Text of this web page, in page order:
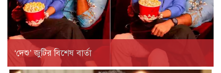
‘দেশু’ জুটির বিশেষ বার্তা